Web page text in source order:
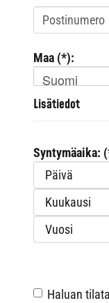
Maa (*):
Suomi
Lisätiedot
Syntymäaika:
Haluan